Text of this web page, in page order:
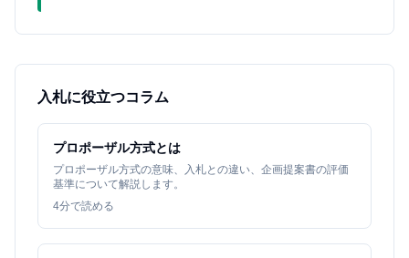
入札に役立つコラム
プロポーザル方式とは
プロポーザル方式の意味、入札との違い、企画提案書の評価
基準について解説します。
4分で読める